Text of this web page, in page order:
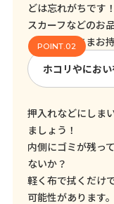
どは忘れがちです！
スカーフなどのお
くてもそのままお
ホコリやにおい
押入れなどにしま
ましょう！
内側にゴミが残っ
ないか？
軽く布で拭くだけ
可能性があります。